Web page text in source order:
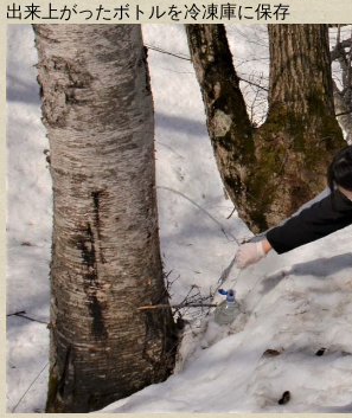
出来上がったボトルを冷凍庫に保存